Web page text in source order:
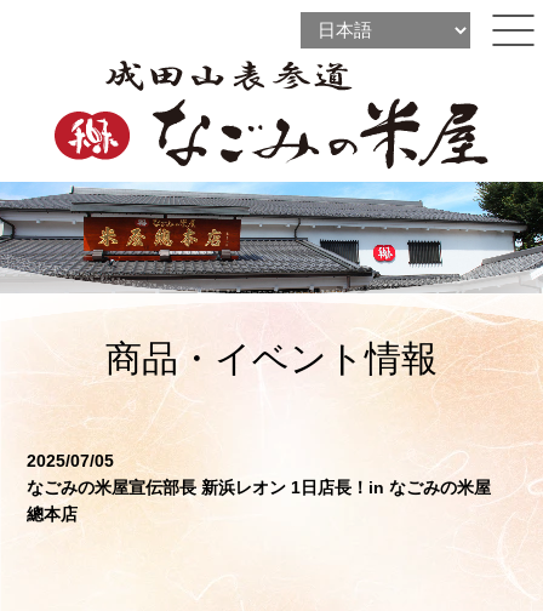
ine
商品・イベント情報
2025/07/05
なごみの米屋宣伝部長 新浜レオン 1日店長！in なごみの米屋
總本店